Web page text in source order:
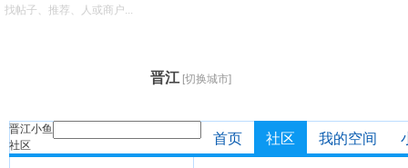
晋江 [切换城市]
晋江小鱼
社区
找帖子、推荐、人或商户...
首页 社区 我的空间